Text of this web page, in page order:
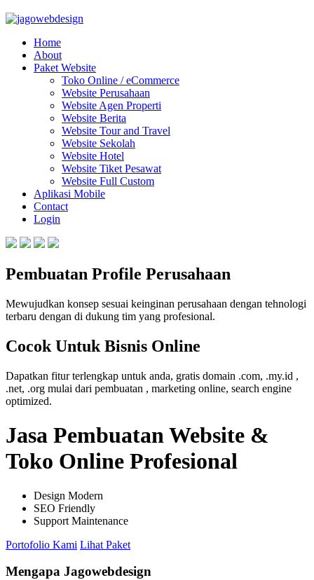
Home
About
Paket Website
Toko Online / eCommerce
Website Perusahaan
Website Agen Properti
Website Berita
Website Tour and Travel
Website Sekolah
Website Hotel
Website Tiket Pesawat
Website Full Custom
Aplikasi Mobile
Contact
Login
Pembuatan Profile Perusahaan
Mewujudkan konsep sesuai keinginan perusahaan dengan tehnologi
terbaru dengan di dukung tim yang profesional.
Cocok Untuk Bisnis Online
Dapatkan fitur terlengkap untuk anda, gratis domain .com, .my.id ,
.net, .org mulai dari pembuatan , marketing online, search engine
optimized.
Jasa Pembuatan Website &
Toko Online Profesional
Design Modern
SEO Friendly
Support Maintenance
Portofolio Kami Lihat Paket
Mengapa Jagowebdesign